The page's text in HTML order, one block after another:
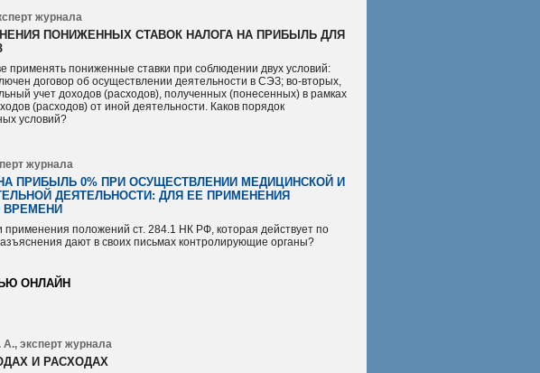
журнала
ПОНИЖЕННЫХ СТАВОК НАЛОГА НА ПРИБЫЛЬ ДЛЯ
применять пониженные ставки при соблюдении двух условий:
договор об осуществлении деятельности в СЭЗ; во-вторых,
учет доходов (расходов), полученных (понесенных) в рамках
(расходов) от иной деятельности. Каков порядок
условий?
журнала
ПРИБЫЛЬ 0% ПРИ ОСУЩЕСТВЛЕНИИ МЕДИЦИНСКОЙ И
ДЕЯТЕЛЬНОСТИ: ДЛЯ ЕЕ ПРИМЕНЕНИЯ
применения положений ст. 284.1 НК РФ, которая действует по
дают в своих письмах контролирующие органы?
ОНЛАЙН
эксперт журнала
И РАСХОДАХ